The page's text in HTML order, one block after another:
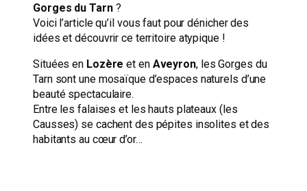
Gorges du Tarn?
Voici l’article qu’il vous faut pour dénicher des
idées et découvrir ce territoire atypique !
Situées en Lozère et en Aveyron, les Gorges du
Tarn sont une mosaïque d’espaces naturels d’une
beauté spectaculaire.
Entre les falaises et les hauts plateaux (les
Causses) se cachent des pépites insolites et des
habitants au cœur d’or…